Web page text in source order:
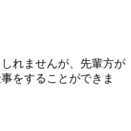
れませんが、先輩方が
をすることができま